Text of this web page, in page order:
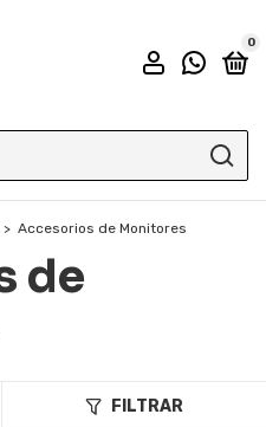
0
> Accesorios de Monitores
de
FILTRAR